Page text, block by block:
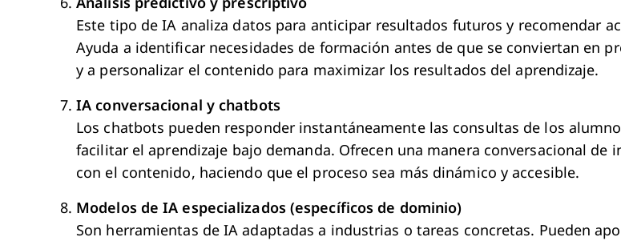
Análisis predictivo y prescriptivo
Este tipo de IA analiza datos para anticipar resultados futuros y recomendar
Ayuda a identificar necesidades de formación antes de que se conviertan en
y a personalizar el contenido para maximizar los resultados del aprendizaje.
IA conversacional y chatbots
Los chatbots pueden responder instantáneamente las consultas de los
facilitar el aprendizaje bajo demanda. Ofrecen una manera conversacional de
con el contenido, haciendo que el proceso sea más dinámico y accesible.
Modelos de IA especializados (específicos de dominio)
Son herramientas de IA adaptadas a industrias o tareas concretas. Pueden